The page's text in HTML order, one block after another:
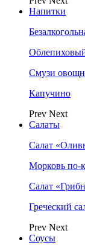
Напитки
Смузи
Капучино
Prev Next
Салаты
Салат
Морковь по-
Салат
Греческий
Prev Next
Соусы